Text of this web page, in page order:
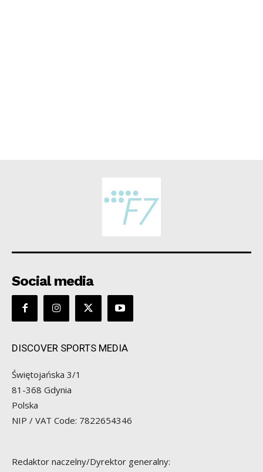
Social media
DISCOVER SPORTS MEDIA
Świętojańska 3/1
81-368 Gdynia
Polska
NIP / VAT Code: 7822654346
Redaktor naczelny/Dyrektor generalny: